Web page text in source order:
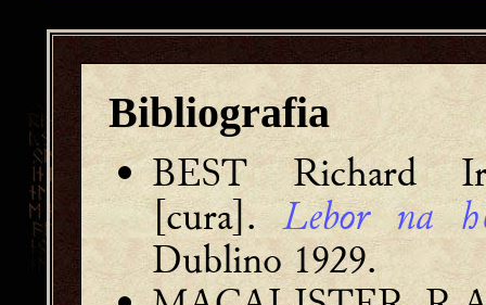
Bibliografia
BEST Richard
[cura].Lebor na
Dublino 1929.